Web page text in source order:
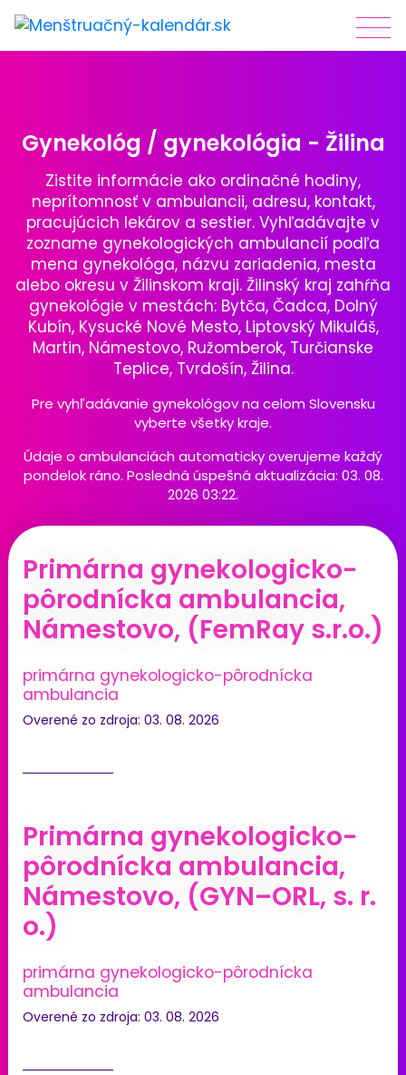
Gynekológ / gynekológia - Žilina
Zistite informácie ako ordinačné hodiny,
neprítomnosť v ambulancii, adresu, kontakt,
pracujúcich lekárov a sestier. Vyhľadávajte v
zozname gynekologických ambulancií podľa
mena gynekológa, názvu zariadenia, mesta
alebo okresu v Žilinskom kraji. Žilinský kraj zahŕňa
gynekológie v mestách: Bytča, Čadca, Dolný
Kubín, Kysucké Nové Mesto, Liptovský Mikuláš,
Martin, Námestovo, Ružomberok, Turčianske
Teplice, Tvrdošín, Žilina.
Pre vyhľadávanie gynekológov na celom Slovensku
vyberte všetky kraje.
Údaje o ambulanciách automaticky overujeme každý
pondelok ráno. Posledná úspešná aktualizácia: 03. 08.
2026 03:22.
Primárna gynekologicko-
pôrodnícka ambulancia,
Námestovo, (FemRay s.r.o.)
primárna gynekologicko-pôrodnícka
ambulancia
Overené zo zdroja: 03. 08. 2026
Primárna gynekologicko-
pôrodnícka ambulancia,
Námestovo, (GYN–ORL, s. r.
o.)
primárna gynekologicko-pôrodnícka
ambulancia
Overené zo zdroja: 03. 08. 2026